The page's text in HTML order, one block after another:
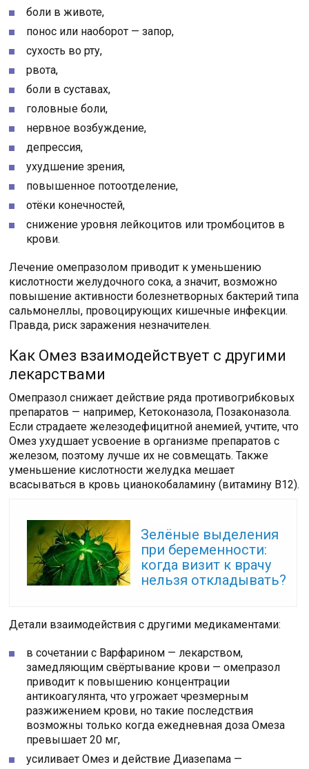
боли в животе,
понос или наоборот — запор,
сухость во рту,
рвота,
боли в суставах,
головные боли,
нервное возбуждение,
депрессия,
ухудшение зрения,
повышенное потоотделение,
отёки конечностей,
снижение уровня лейкоцитов или тромбоцитов в
крови.
Лечение омепразолом приводит к уменьшению
кислотности желудочного сока, а значит, возможно
повышение активности болезнетворных бактерий типа
сальмонеллы, провоцирующих кишечные инфекции.
Правда, риск заражения незначителен.
Как Омез взаимодействует с другими
лекарствами
Омепразол снижает действие ряда противогрибковых
препаратов — например, Кетоконазола, Позаконазола.
Если страдаете железодефицитной анемией, учтите, что
Омез ухудшает усвоение в организме препаратов с
железом, поэтому лучше их не совмещать. Также
уменьшение кислотности желудка мешает
всасываться в кровь цианокобаламину (витамину В12).
Зелёные выделения
при беременности:
когда визит к врачу
нельзя откладывать?
Детали взаимодействия с другими медикаментами:
в сочетании с Варфарином — лекарством,
замедляющим свёртывание крови — омепразол
приводит к повышению концентрации
антикоагулянта, что угрожает чрезмерным
разжижением крови, но такие последствия
возможны только когда ежедневная доза Омеза
превышает 20 мг,
усиливает Омез и действие Диазепама —